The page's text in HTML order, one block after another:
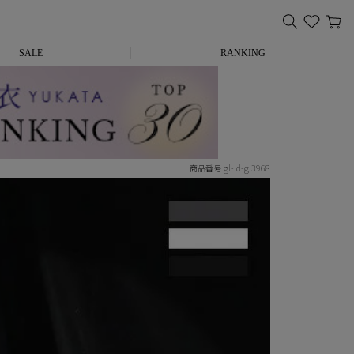
SALE RANKING
商品番号 gl-ld-gl3968